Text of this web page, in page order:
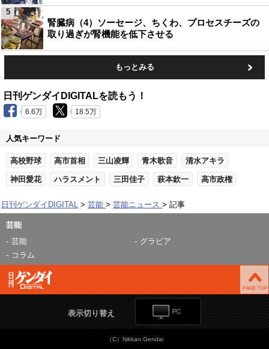
腎臓病（4）ソーセージ、ちくわ、プロセスチーズの
取り過ぎが腎機能を低下させる
5
もっとみる
日刊ゲンダイDIGITALを読もう！
6.6万 18.5万
人気キーワード
高校野球 高市首相 三山凌輝 青木歌音 清水アキラ
神田愛花 ハラスメント 三田佳子 萩本欽一 高市政権
日刊ゲンダイDIGITAL 芸能 芸能ニュース 記事
芸能
芸能
グラビア
コラム
表示切り替え
（C）Nikkan Gendai